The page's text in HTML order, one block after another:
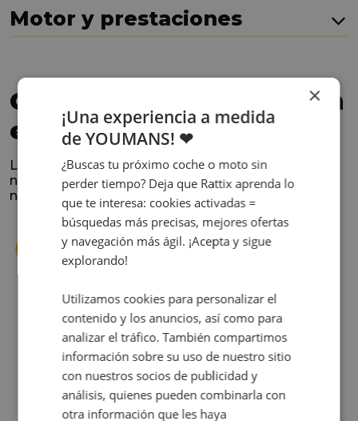
Motor y prestaciones
Confía en los que nos han
elegido
La satisfacción y la experiencia de los clientes es
nuestra prioridad. Lee lo que opinan y conoce
nuestra historia.
Cuando decidí vender mi coche busqué
diferentes empresas donde hacerlo y la que
me dio más confianza fue Rattix, por las
buenas (y tantas) reseñas que tienen.
Realmente la experiencia ha sido muy
buena, Carolina ha sido siempre muy atenta
Judit Sorribes
×
¡Una experiencia a medida
de YOUMANS! ❤
¿Buscas tu próximo coche o moto sin
perder tiempo? Deja que Rattix aprenda lo
que te interesa: cookies activadas =
búsquedas más precisas, mejores ofertas
y navegación más ágil. ¡Acepta y sigue
explorando!
Utilizamos cookies para personalizar el
contenido y los anuncios, así como para
analizar el tráfico. También compartimos
información sobre su uso de nuestro sitio
con nuestros socios de publicidad y
análisis, quienes pueden combinarla con
otra información que les haya